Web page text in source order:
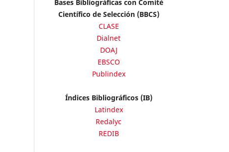
Bases Bibliográficas con Comité
Científico de Selección (BBCS)
CLASE
Dialnet
DOAJ
EBSCO
Publindex
Índices Bibliográficos (IB)
Latindex
Redalyc
REDIB